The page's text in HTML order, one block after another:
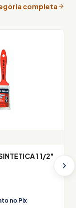
completa
1 1/2"
no Pix